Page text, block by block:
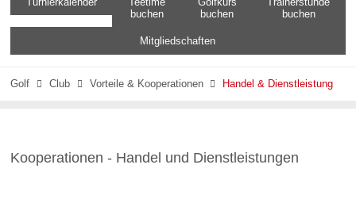
buchen
buchen
buchen
Mitgliedschaften
Golf  Club  Vorteile & Kooperationen  Handel & Dienstleistung
Kooperationen - Handel und Dienstleistungen